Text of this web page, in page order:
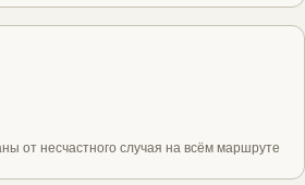
от несчастного случая на всём маршруте